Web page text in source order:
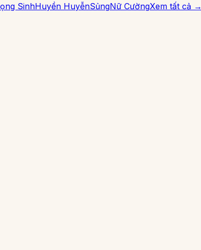
SinhHuyền HuyễnSủngNữ CườngXem tất cả →